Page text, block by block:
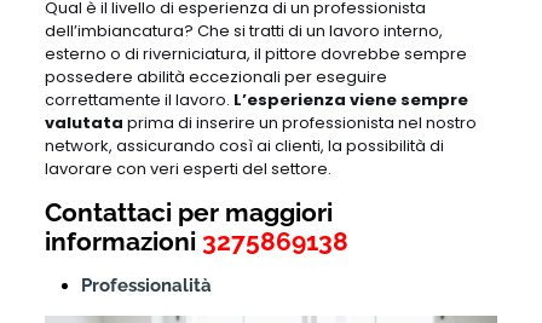
Qual è il livello di esperienza di un professionista
dell’imbiancatura? Che si tratti di un lavoro interno,
esterno o di riverniciatura, il pittore dovrebbe sempre
possedere abilità eccezionali per eseguire
correttamente il lavoro. L’esperienza viene sempre
valutata prima di inserire un professionista nel nostro
network, assicurando così ai clienti, la possibilità di
lavorare con veri esperti del settore.
Contattaci per maggiori
informazioni 3275869138
Professionalità